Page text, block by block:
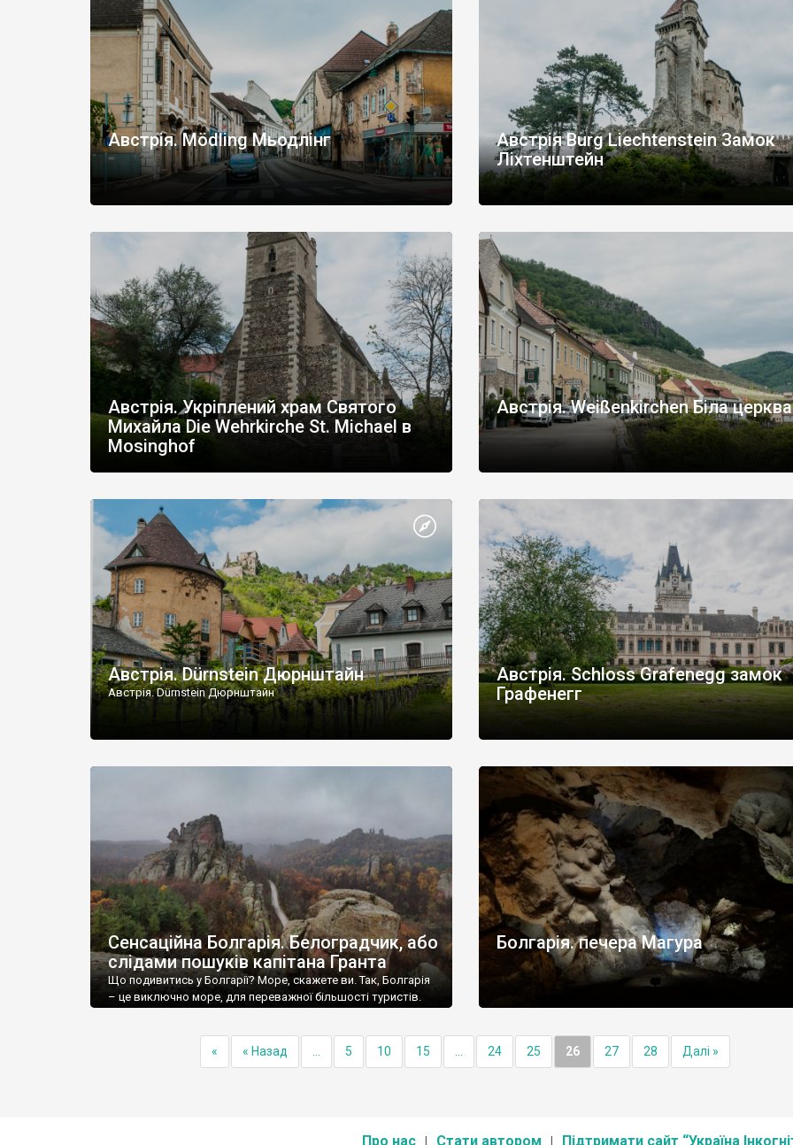
Австрія. Mödling Мьодлінг
Австрія Burg Liechtenstein Замок
Ліхтенштейн
Австрія. Укріплений храм Святого
Михайла Die Wehrkirche St. Michael в
Mosinghof
Австрія. Weißenkirchen Біла церква
Австрія. Dürnstein Дюрнштайн
Австрія. Dürnstein Дюрнштайн
Австрія. Schloss Grafenegg замок
Графенегг
Сенсаційна Болгарія. Белоградчик, або
слідами пошуків капітана Гранта
Що подивитись у Болгарії? Море, скажете ви. Так, Болгарія
– це виключно море, для переважної більшості туристів.
Болгарія. печера Магура
« « Назад 5 10 15 24 25 26 27 28 Далі »
Про нас Стати автором Підтримати сайт “Україна